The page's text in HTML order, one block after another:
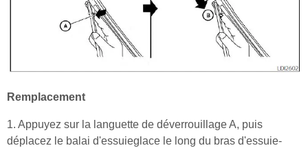
Remplacement
1. Appuyez sur la languette de déverrouillage A, puis
déplacez le balai d'essuieglace le long du bras d'essuie-